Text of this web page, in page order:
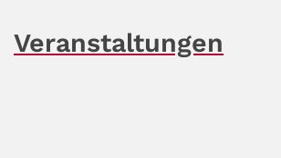
Veranstaltungen